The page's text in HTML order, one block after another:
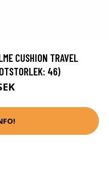
CUSHION TRAVEL
46)